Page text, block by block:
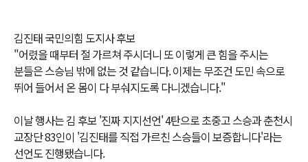
김진태 국민의힘 도지사 후보
"어렸을 때부터 절 가르쳐 주시더니 또 이렇게 큰 힘을 주시는
분들은 스승님 밖에 없는 것 같습니다. 이제는 무조건 도민 속으로
뛰어 들어서 온 몸이 다 부숴지도록 다니겠습니다."
이날 행사는 김 후보 '진짜 지지선언' 4탄으로 초중고 스승과 춘천시
교장단 83인이 '김진태를 직접 가르친 스승들이 보증합니다'라는
선언도 진행됐습니다.